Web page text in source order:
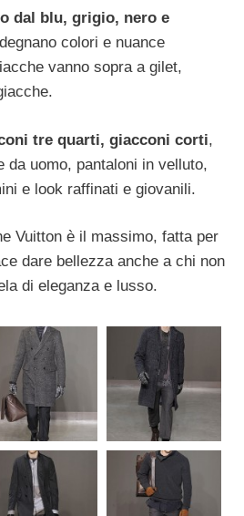
dal blu, grigio, nero e
colori e nuance
vanno sopra a gilet,
tre quarti, giacconi corti,
da uomo, pantaloni in velluto,
e look raffinati e giovanili.
Vuitton è il massimo, fatta per
dare bellezza anche a chi non
di eleganza e lusso.